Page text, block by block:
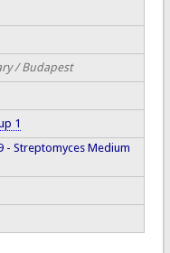
/ Budapest
1
- Streptomyces Medium